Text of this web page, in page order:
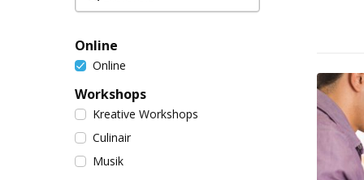
Online
Online
Workshops
Kreative Workshops
Culinair
Musik